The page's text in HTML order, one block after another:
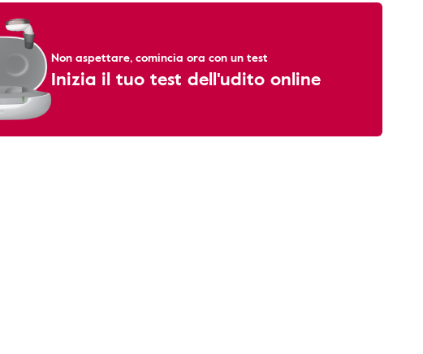
Non aspettare, comincia ora con un test
Inizia il tuo test dell'udito online